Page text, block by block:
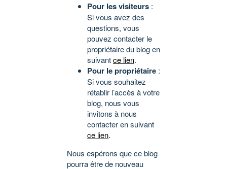
Pour les visiteurs :
Si vous avez des
questions, vous
pouvez contacter le
propriétaire du blog en
suivantce lien.
Pour le propriétaire :
Si vous souhaitez
rétablir l’accès à votre
blog, nous vous
invitons à nous
contacter en suivant
ce lien.
Nous espérons que ce blog
pourra être de nouveau